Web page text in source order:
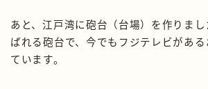
あと、江戸湾に砲台（台場）を作りま
ばれる砲台で、今でもフジテレビがあ
ています。